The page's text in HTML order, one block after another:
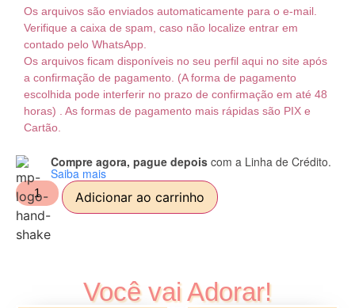
Os arquivos são enviados automaticamente para o e-mail.
Verifique a caixa de spam, caso não localize entrar em
contado pelo WhatsApp.
Os arquivos ficam disponíveis no seu perfil aqui no site após
a confirmação de pagamento. (A forma de pagamento
escolhida pode interferir no prazo de confirmação em até 48
horas) . As formas de pagamento mais rápidas são PIX e
Cartão.
Compre agora, pague depois com a Linha de Crédito.
Saiba mais
Adicionar ao carrinho
Você vai Adorar!